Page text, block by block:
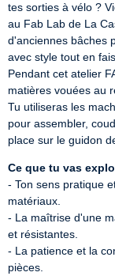
tes sorties à vélo ?
au Fab Lab de La
d'anciennes bâches
avec style tout en
Pendant cet atelier
matières vouées au
Tu utiliseras les
pour assembler,
place sur le guidon
Ce que tu vas
- Ton sens pratique
matériaux.
- La maîtrise d'une
et résistantes.
- La patience et la
pièces.